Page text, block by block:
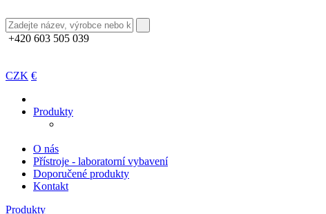
CZK €
Produkty
O nás
Přístroje - laboratorní vybavení
Doporučené produkty
Kontakt
Produkty